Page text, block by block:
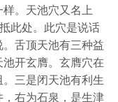
。天池穴又名上
此处。此穴是说话
舌顶天池有三种益
开玄膺。玄膺穴在
三是闭天池有利生
右为石泉，是生津